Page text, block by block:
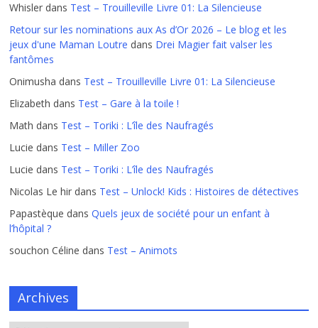
Whisler dans Test – Trouilleville Livre 01: La Silencieuse
Retour sur les nominations aux As d’Or 2026 – Le blog et les
jeux d'une Maman Loutre dans Drei Magier fait valser les
fantômes
Onimusha dans Test – Trouilleville Livre 01: La Silencieuse
Elizabeth dans Test – Gare à la toile !
Math dans Test – Toriki : L’île des Naufragés
Lucie dans Test – Miller Zoo
Lucie dans Test – Toriki : L’île des Naufragés
Nicolas Le hir dans Test – Unlock! Kids : Histoires de détectives
Papastèque dansQuels jeux de société pour un enfant à
l’hôpital ?
souchon Céline dans Test – Animots
Archives